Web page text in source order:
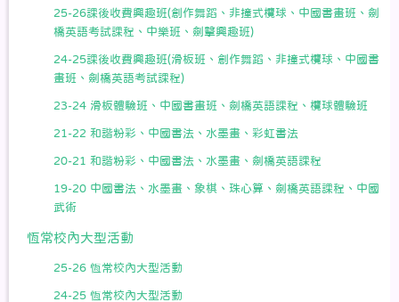
25-26課後收費興趣班(創作舞蹈、非撞式欖球、中國書畫班、劍
橋英語考試課程、中樂班、劍擊興趣班)
24-25課後收費興趣班(滑板班、創作舞蹈、非撞式欖球、中國書
畫班、劍橋英語考試課程)
23-24 滑板體驗班、中國書畫班、劍橋英語課程、欖球體驗班
21-22 和諧粉彩、中國書法、水墨畫、彩虹書法
20-21 和諧粉彩、中國書法、水墨畫、劍橋英語課程
19-20 中國書法、水墨畫、象棋、珠心算、劍橋英語課程、中國
武術
恆常校內大型活動
25-26 恆常校內大型活動
24-25 恆常校內大型活動